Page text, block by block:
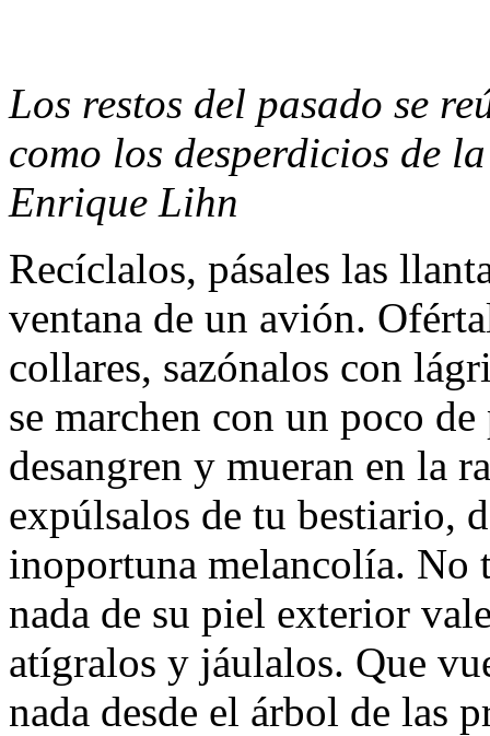
Los restos del pasado se
como los desperdicios de
Enrique Lihn
Recíclalos, pásales las
ventana de un avión.
collares, sazónalos con
se marchen con un poco
desangren y mueran en la
expúlsalos de tu bestiario,
inoportuna melancolía. No
nada de su piel exterior
atígralos y jáulalos. Que
nada desde el árbol de las